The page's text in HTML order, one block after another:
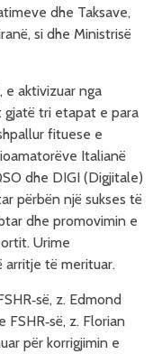
dhe Taksave,
si dhe Ministrisë
e aktivizuar nga
gjatë tri etapat e para
fituese e
Italianë
dhe DIGI (Digjitale)
përbën një sukses të
dhe promovimin e
Urime
arritje të merituar.
z. Edmond
z. Florian
për korrigjimin e